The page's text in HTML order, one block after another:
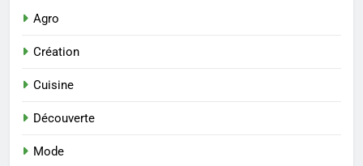
Agro
Création
Cuisine
Découverte
Mode